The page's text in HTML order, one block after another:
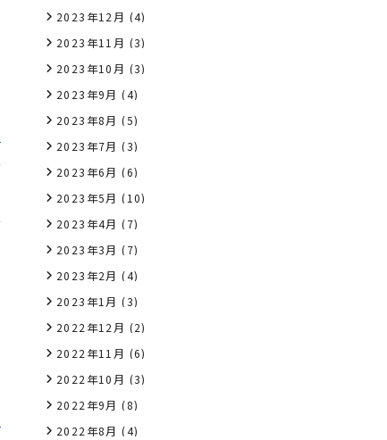
2023年12月 (4)
2023年11月 (3)
2023年10月 (3)
2023年9月 (4)
2023年8月 (5)
2023年7月 (3)
2023年6月 (6)
2023年5月 (10)
2023年4月 (7)
2023年3月 (7)
2023年2月 (4)
2023年1月 (3)
2022年12月 (2)
2022年11月 (6)
2022年10月 (3)
2022年9月 (8)
2022年8月 (4)